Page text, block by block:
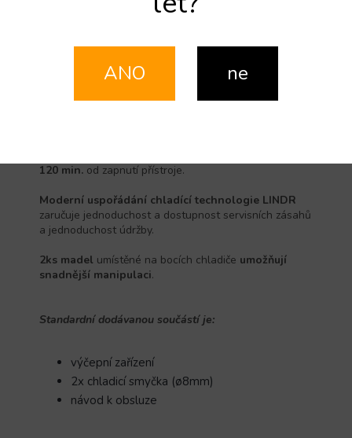
snadné připojení
Zařízení je vybaveno čerpadlems výtlakem 6m, díky
kterému může být chladič umístěn ve sklepě a přesto
dochlazován až k výčepnímu kohoutu.
120 min. od zapnutí přístroje.
Moderní uspořádání chladící technologie LINDR
zaručuje jednoduchost a dostupnost servisních zásahů
a jednoduchost údržby.
2ks madel umístěné na bocích chladiče umožňují
snadnější manipulaci.
Standardní dodávanou součástí je:
výčepní zařízení
2x chladicí smyčka (ø8mm)
návod k obsluze
ANO ne